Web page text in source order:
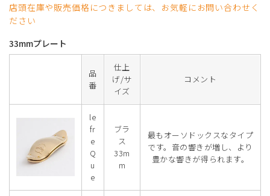
店頭在庫や販売価格につきましては、お気軽にお問い合わせく
ださい
33mmプレート
品
番
仕上
げ/サ
イズ
コメント
le
fr
e
Q
u
e
ブラ
ス
33m
m
最もオーソドックスなタイプ
です。音の響きが増し、より
豊かな響きが得られます。